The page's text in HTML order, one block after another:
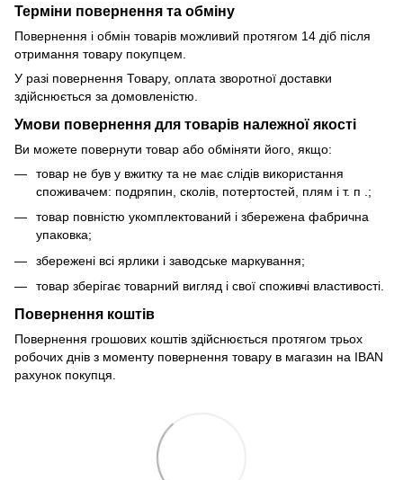
Терміни повернення та обміну
Повернення і обмін товарів можливий протягом 14 діб після
отримання товару покупцем.
У разі повернення Товару, оплата зворотної доставки
здійснюється за домовленістю.
Умови повернення для товарів належної якості
Ви можете повернути товар або обміняти його, якщо:
товар не був у вжитку та не має слідів використання
споживачем: подряпин, сколів, потертостей, плям і т. п .;
товар повністю укомплектований і збережена фабрична
упаковка;
збережені всі ярлики і заводське маркування;
товар зберігає товарний вигляд і свої споживчі властивості.
Повернення коштів
Повернення грошових коштів здійснюється протягом трьох
робочих днів з моменту повернення товару в магазин на IBAN
рахунок покупця.